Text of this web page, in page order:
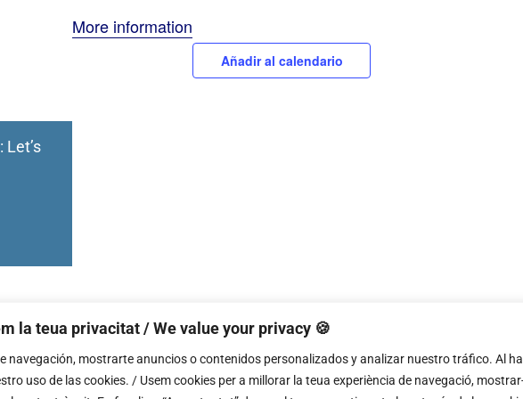
la teua privacitat / We value your privacy 🍪
navegación, mostrarte anuncios o contenidos personalizados y analizar nuestro tráfico. Al
uso de las cookies. / Usem cookies per a millorar la teua experiència de navegació,
More information
Añadir al calendario
en la Sede
Presentación del libro: Leopoldo Querol Roso. Una vida